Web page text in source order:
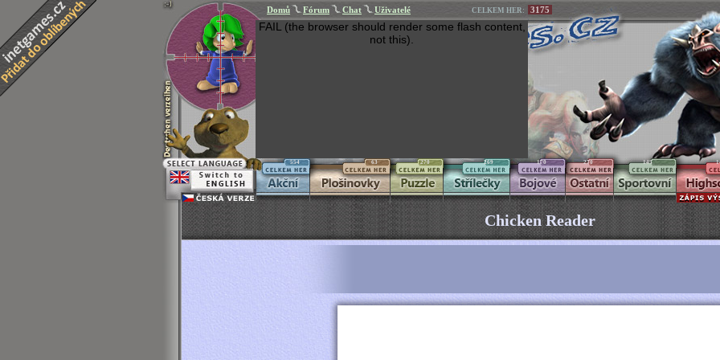
Domů Fórum Chat Uživatelé CELKEM HER: 3175
FAIL (the browser should render some flash content,
not this).
554 63 270 269 170 270 145
Chicken Reader